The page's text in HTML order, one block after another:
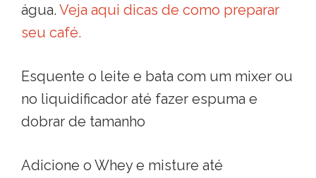
água. Veja aqui dicas de como preparar
seu café.
Esquente o leite e bata com um mixer ou
no liquidificador até fazer espuma e
dobrar de tamanho
Adicione o Whey e misture até